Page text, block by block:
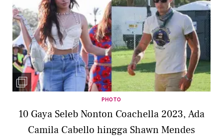
PHOTO
10 Gaya Seleb Nonton Coachella 2023, Ada
Camila Cabello hingga Shawn Mendes